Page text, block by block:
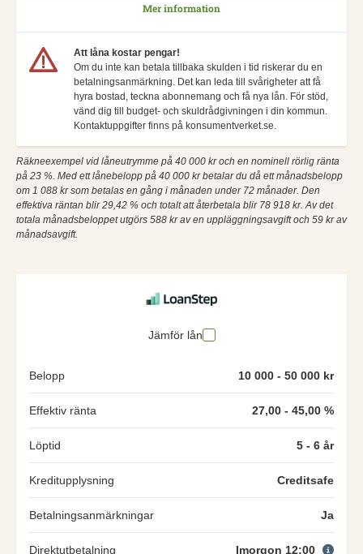
Mer information
Att låna kostar pengar!
Om du inte kan betala tillbaka skulden i tid riskerar du en
betalningsanmärkning. Det kan leda till svårigheter att få
hyra bostad, teckna abonnemang och få nya lån. För stöd,
vänd dig till budget- och skuldrådgivningen i din kommun.
Kontaktuppgifter finns på konsumentverket.se.
Räkneexempel vid låneutrymme på 40 000 kr och en nominell rörlig ränta
på 23 %. Med ett lånebelopp på 40 000 kr betalar du då ett månadsbelopp
om 1 088 kr som betalas en gång i månaden under 72 månader. Den
effektiva räntan blir 29,42 % och totalt att återbetala blir 78 918 kr. Av det
totala månadsbeloppet utgörs 588 kr av en uppläggningsavgift och 59 kr av
månadsavgift.
Jämför lån
Belopp 10 000 - 50 000 kr
Effektiv ränta 27,00 - 45,00 %
Löptid 5 - 6 år
Kreditupplysning Creditsafe
Betalningsanmärkningar Ja
Direktutbetalning Imorgon 12:00